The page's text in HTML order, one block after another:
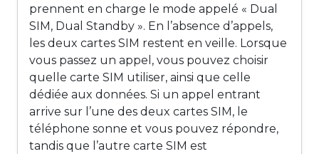
prennent en charge le mode appelé « Dual
SIM, Dual Standby ». En l’absence d’appels,
les deux cartes SIM restent en veille. Lorsque
vous passez un appel, vous pouvez choisir
quelle carte SIM utiliser, ainsi que celle
dédiée aux données. Si un appel entrant
arrive sur l’une des deux cartes SIM, le
téléphone sonne et vous pouvez répondre,
tandis que l’autre carte SIM est